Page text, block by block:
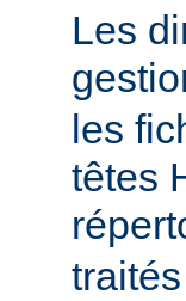
Les
les
têtes